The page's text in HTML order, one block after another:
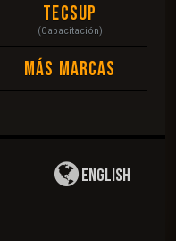
Tecsup
(Capacitación)
Más Marcas
English